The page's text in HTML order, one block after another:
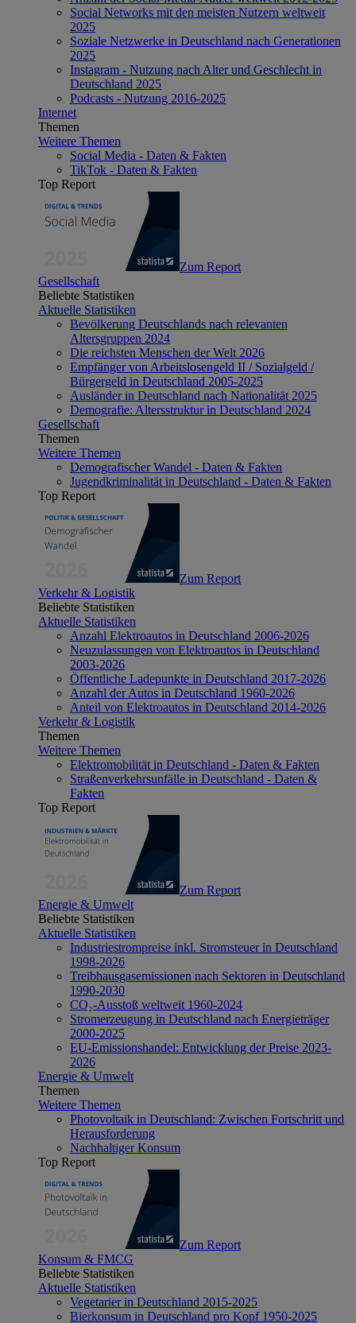
Social Networks mit den meisten Nutzern weltweit
2025
Soziale Netzwerke in Deutschland nach Generationen
2025
Instagram - Nutzung nach Alter und Geschlecht in
Deutschland 2025
Podcasts - Nutzung 2016-2025
Internet
Themen
Weitere Themen
Social Media - Daten & Fakten
TikTok - Daten & Fakten
Top Report
Zum Report
Gesellschaft
Beliebte Statistiken
Aktuelle Statistiken
Bevölkerung Deutschlands nach relevanten
Altersgruppen 2024
Die reichsten Menschen der Welt 2026
Empfänger von Arbeitslosengeld II / Sozialgeld /
Bürgergeld in Deutschland 2005-2025
Ausländer in Deutschland nach Nationalität 2025
Demografie: Altersstruktur in Deutschland 2024
Gesellschaft
Themen
Weitere Themen
Demografischer Wandel - Daten & Fakten
Jugendkriminalität in Deutschland - Daten & Fakten
Top Report
Zum Report
Verkehr & Logistik
Beliebte Statistiken
Aktuelle Statistiken
Anzahl Elektroautos in Deutschland 2006-2026
Neuzulassungen von Elektroautos in Deutschland
2003-2026
Öffentliche Ladepunkte in Deutschland 2017-2026
Anzahl der Autos in Deutschland 1960-2026
Anteil von Elektroautos in Deutschland 2014-2026
Verkehr & Logistik
Themen
Weitere Themen
Elektromobilität in Deutschland - Daten & Fakten
Straßenverkehrsunfälle in Deutschland - Daten &
Fakten
Top Report
Zum Report
Energie & Umwelt
Beliebte Statistiken
Aktuelle Statistiken
Industriestrompreise inkl. Stromsteuer in Deutschland
1998-2026
Treibhausgasemissionen nach Sektoren in Deutschland
1990-2030
CO₂-Ausstoß weltweit 1960-2024
Stromerzeugung in Deutschland nach Energieträger
2000-2025
EU-Emissionshandel: Entwicklung der Preise 2023-
2026
Energie & Umwelt
Themen
Weitere Themen
Photovoltaik in Deutschland: Zwischen Fortschritt und
Herausforderung
Nachhaltiger Konsum
Top Report
Zum Report
Konsum & FMCG
Beliebte Statistiken
Aktuelle Statistiken
Vegetarier in Deutschland 2015-2025
Bierkonsum in Deutschland pro Kopf 1950-2025